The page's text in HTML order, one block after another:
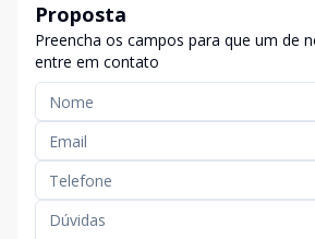
Proposta
Preencha os campos para que um de
entre em contato